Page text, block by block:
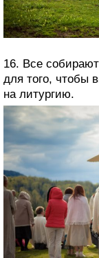
16. Все
для того, чтобы
на литургию.